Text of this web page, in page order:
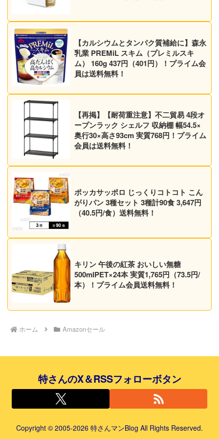
【カルシウムとタンパク質補給に】森永
乳業 PREMiL スキム（プレミルスキ
ム） 160g 437円（401円）！プライム会
員は送料無料！
【再掲】【耐荷重注意】不二貿易 4段オ
ープンラック シェルフ 収納棚 幅54.5×
奥行30×高さ93cm 実質768円！プライム
会員は送料無料！
ポッカサッポロ じっくりコトコト こん
がりパン 3種セット 3種計90食 3,647円
（40.5円/食）送料無料！
キリン 午後の紅茶 おいしい無糖
500mlPET×24本 実質1,765円（73.5円/
本）！プライム会員送料無料！
ホーム Amazonセール
特さんのX＆RSSフォローボタン
Copyright © 2005-2026 特さんマンBlog All Rights Reserved.